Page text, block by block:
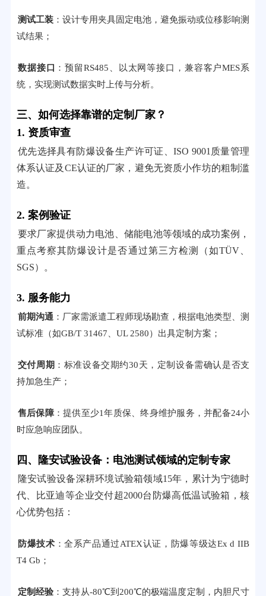
测试工装：设计专用夹具固定电池，避免振动或位移影响测
试结果；
数据接口 ：预留RS485、以太网等接口，兼容客户MES系
统，实现测试数据实时上传与分析。
三、如何选择靠谱的定制厂家？
1. 资质审查
优先选择具有防爆设备生产许可证、ISO 9001质量管理
体系认证及CE认证的厂家，避免无资质小作坊的粗制滥
造。
2. 案例验证
要求厂家提供动力电池、储能电池等领域的成功案例，
重点考察其防爆设计是否通过第三方检测（如TÜV、
SGS）。
3. 服务能力
前期沟通 ：厂家需派遣工程师现场勘查，根据电池类型、测
试标准（如GB/T 31467、UL 2580）出具定制方案；
交付周期 ：标准设备交期约30天，定制设备需确认是否支
持加急生产；
售后保障：提供至少1年质保、终身维护服务，并配备24小
时应急响应团队。
四、隆安试验设备：电池测试领域的定制专家
隆安试验设备深耕环境试验箱领域15年，累计为宁德时
代、比亚迪等企业交付超2000台防爆高低温试验箱，核
心优势包括：
防爆技术 ：全系产品通过ATEX认证，防爆等级达Ex d IIB
T4 Gb；
定制经验：支持从-80℃到200℃的极端温度定制，内胆尺寸